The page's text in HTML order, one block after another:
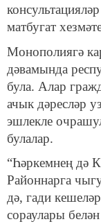
матбугат
Монополиягә
дәвамында
була. Алар
ачык дәресләр
эшлекле
булалар.
“Һәркемнең дә
Районнарга
дә, гади
сораулары